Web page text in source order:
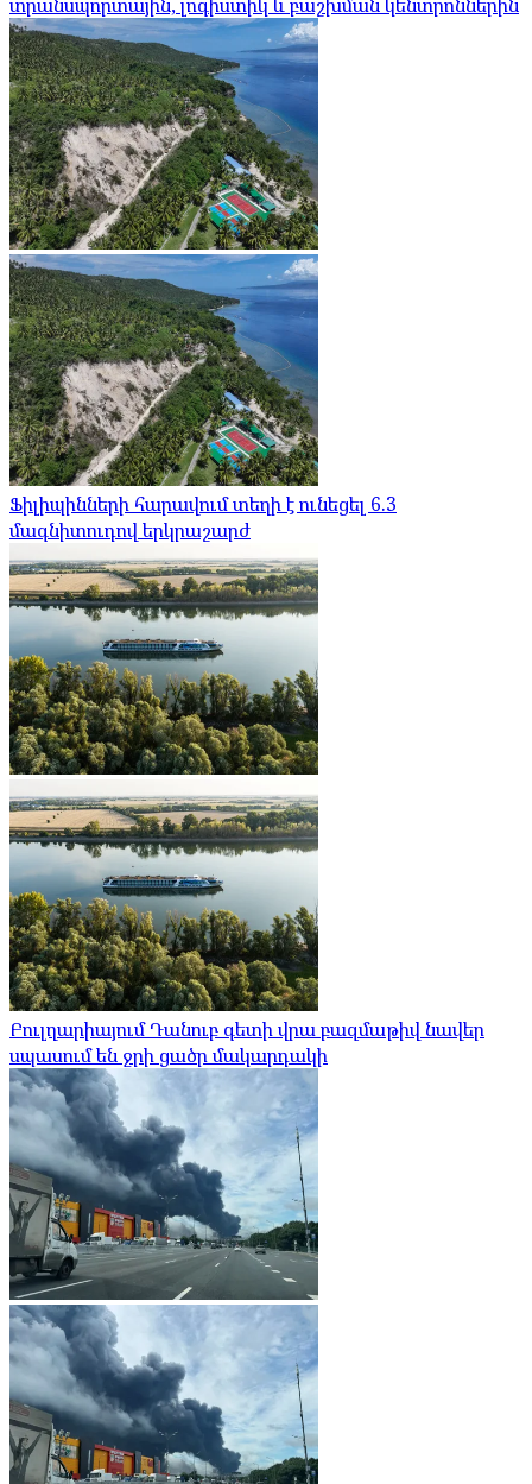
Ֆիլիպինների հարավում տեղի է ունեցել 6.3
մագնիտուդով երկրաշարժ
Բուլղարիայում Դանուբ գետի վրա բազմաթիվ նավեր
սպասում են ջրի ցածր մակարդակի